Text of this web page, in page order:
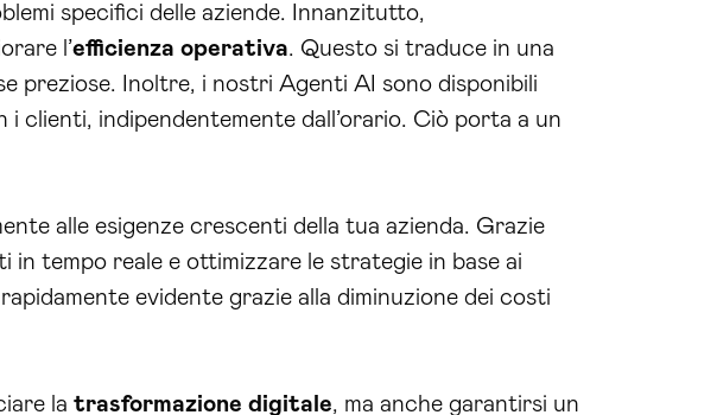
specifici delle aziende. Innanzitutto,
l’efficienza operativa. Questo si traduce in una
preziose. Inoltre, i nostri Agenti AI sono disponibili
indipendentemente dall’orario. Ciò porta a un
alle esigenze crescenti della tua azienda. Grazie
in tempo reale e ottimizzare le strategie in base ai
evidente grazie alla diminuzione dei costi
la trasformazione digitale, ma anche garantirsi un